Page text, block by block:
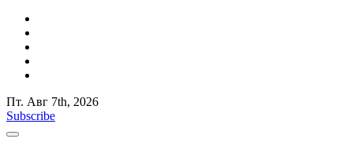
Пт. Авг 7th, 2026
Subscribe